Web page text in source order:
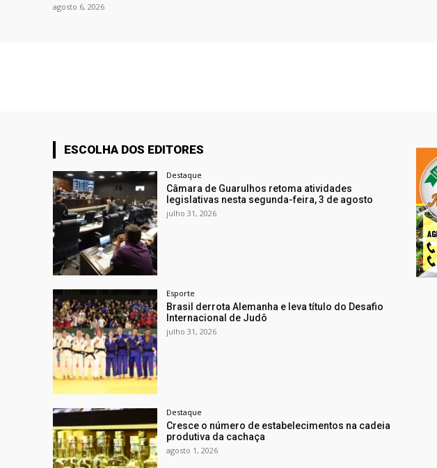
agosto 6, 2026
ESCOLHA DOS EDITORES
Destaque
Câmara de Guarulhos retoma atividades
legislativas nesta segunda-feira, 3 de agosto
julho 31, 2026
Esporte
Brasil derrota Alemanha e leva título do Desafio
Internacional de Judô
julho 31, 2026
Destaque
Cresce o número de estabelecimentos na cadeia
produtiva da cachaça
agosto 1, 2026